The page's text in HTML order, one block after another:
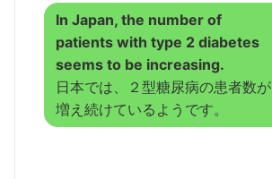
In Japan, the number of
patients with type 2 diabetes
seems to be increasing.
日本では、２型糖尿病の患者数が
増え続けているようです。